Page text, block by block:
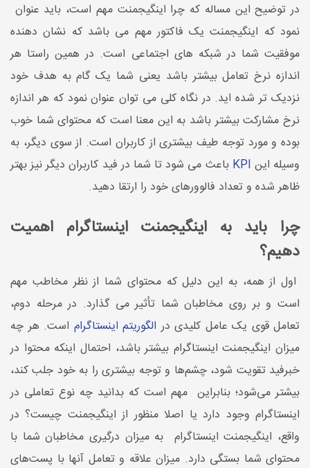
در توضیح این مساله که چرا اینگیجمنت مهم است، باید عنوان
نمود که اینگیجمنت یک فاکتور مهم می باشد که نشان دهنده
موفقیت شما در شبکه های اجتماعی است. در همین راستا هر
اندازه نرخ تعامل بیشتر باشد یعنی شما یک گام به هدف خود
نزدیک تر شده اید. در نگاه کلی می توان عنوان نمود که هر اندازه
نرخ مشارکت بیشتر باشد به این معنا است که محتوای شما خوب
بوده و مورد توجه طیف بیشتری از کاربران است. از سوی دیگر، به
وسیله این KPI باعث می شود تا شما در فید کاربران دیگر نیز بهتر
ظاهر شده و تعداد فالوورهای خود را ارتقا دهید.
چرا باید به اینگیجمنت اینستاگرام اهمیت
دهیم؟
اول از همه، به این دلیل که محتوای شما از نظر مخاطب مهم
است و بر روی مخاطبان شما تأثیر می گذارد. در مرحله دوم،
تعامل قوی یک عامل کلیدی در الگوریتم اینستاگرام است. هر چه
میزان اینگیجمنت اینستاگرام بیشتر باشد، احتمال اینکه محتوا در
خبرفید تقویت شود، چشم‌ها و توجه بیشتری را به خود جلب کند،
بیشتر می‌شود؛ بنابراین مهم است که بدانید چه نوع تعاملی در
اینستاگرام وجود دارد یا اصلا منظور از اینگیجمنت چیست؟ در
واقع، اینگیجمنت اینستاگرام به میزان درگیری مخاطبان شما با
محتوای شما بستگی دارد. میزان علاقه و تعامل آنها با پست‌های